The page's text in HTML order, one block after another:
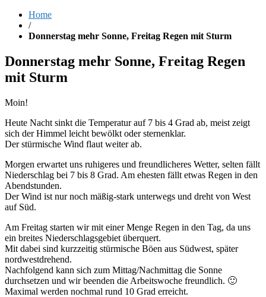
Home
/
Donnerstag mehr Sonne, Freitag Regen mit Sturm
Donnerstag mehr Sonne, Freitag Regen
mit Sturm
Moin!
Heute Nacht sinkt die Temperatur auf 7 bis 4 Grad ab, meist zeigt
sich der Himmel leicht bewölkt oder sternenklar.
Der stürmische Wind flaut weiter ab.
Morgen erwartet uns ruhigeres und freundlicheres Wetter, selten fällt
Niederschlag bei 7 bis 8 Grad. Am ehesten fällt etwas Regen in den
Abendstunden.
Der Wind ist nur noch mäßig-stark unterwegs und dreht von West
auf Süd.
Am Freitag starten wir mit einer Menge Regen in den Tag, da uns
ein breites Niederschlagsgebiet überquert.
Mit dabei sind kurzzeitig stürmische Böen aus Südwest, später
nordwestdrehend.
Nachfolgend kann sich zum Mittag/Nachmittag die Sonne
durchsetzen und wir beenden die Arbeitswoche freundlich. 🙂
Maximal werden nochmal rund 10 Grad erreicht.